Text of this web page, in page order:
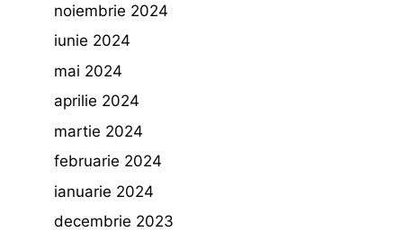
noiembrie 2024
iunie 2024
mai 2024
aprilie 2024
martie 2024
februarie 2024
ianuarie 2024
decembrie 2023